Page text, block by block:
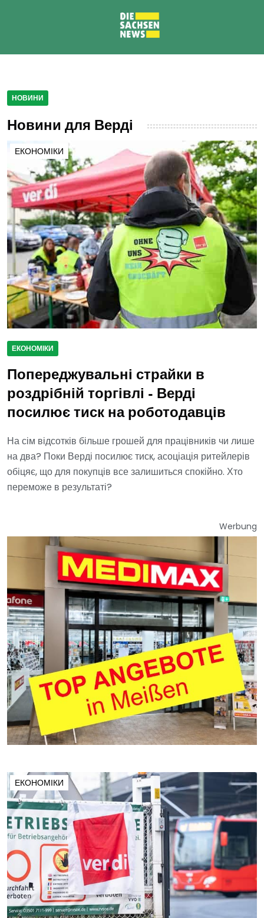
НОВИНИ
Новини для Верді
ЕКОНОМІКИ
ЕКОНОМІКИ
Попереджувальні страйки в
роздрібній торгівлі - Верді
посилює тиск на роботодавців
На сім відсотків більше грошей для працівників чи лише
на два? Поки Верді посилює тиск, асоціація ритейлерів
обіцяє, що для покупців все залишиться спокійно. Хто
переможе в результаті?
Werbung
ЕКОНОМІКИ